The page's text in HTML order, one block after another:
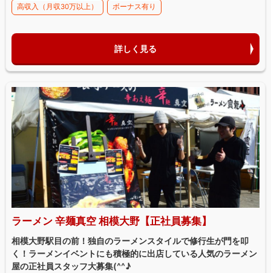
高収入（月収30万以上） ボーナス有り
詳しく見る
ラーメン 辛麺真空 相模大野【正社員募集】
相模大野駅目の前！独自のラーメンスタイルで修行生が門を叩
く！ラーメンイベントにも積極的に出店している人気のラーメン
屋の正社員スタッフ大募集(^^♪